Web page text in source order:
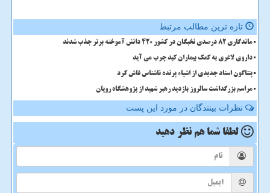
تازه ترین مطالب مرتبط
ماندگاری 82 درصدی نخبگان در کشور 420 دانش آموخته برتر جذب شدند
داروی لاغری به کمک بیماران کبد چرب می آید
پنتاگون اسناد جدیدی از اشیاء پرنده ناشناس فاش کرد
مراسم بزرگداشت سالروز بازدید رهبر شهید از پژوهشگاه رویان
نظرات بینندگان در مورد این پست
لطفا شما هم نظر دهید